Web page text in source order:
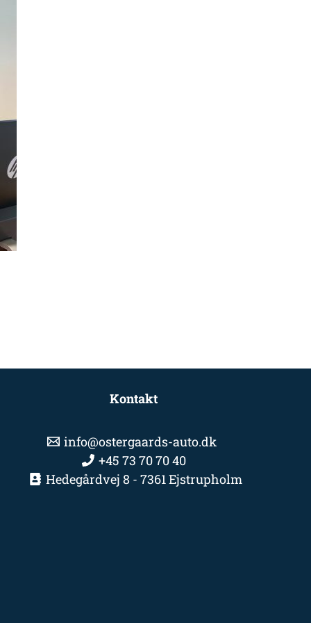
Kontakt
info@ostergaards-auto.dk
+45 73 70 70 40
Hedegårdvej 8 - 7361 Ejstrupholm